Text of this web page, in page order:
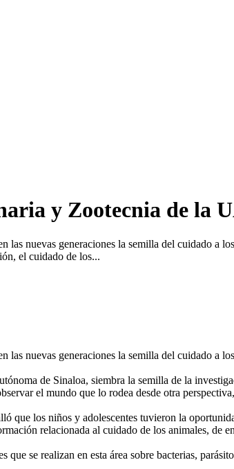
y Zootecnia de la
nuevas generaciones la semilla del cuidado a
el cuidado de los...
nuevas generaciones la semilla del cuidado a
de Sinaloa, siembra la semilla de la
el mundo que lo rodea desde otra
que los niños y adolescentes tuvieron la
relacionada al cuidado de los animales, de
se realizan en esta área sobre bacterias,